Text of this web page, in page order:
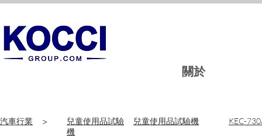
關於
汽車行業 >
兒童使用品試驗
機
兒童使用品試驗機 KEC-